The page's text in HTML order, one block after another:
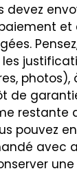
devez
et
les
photos),
de
restante
pouvez
avec